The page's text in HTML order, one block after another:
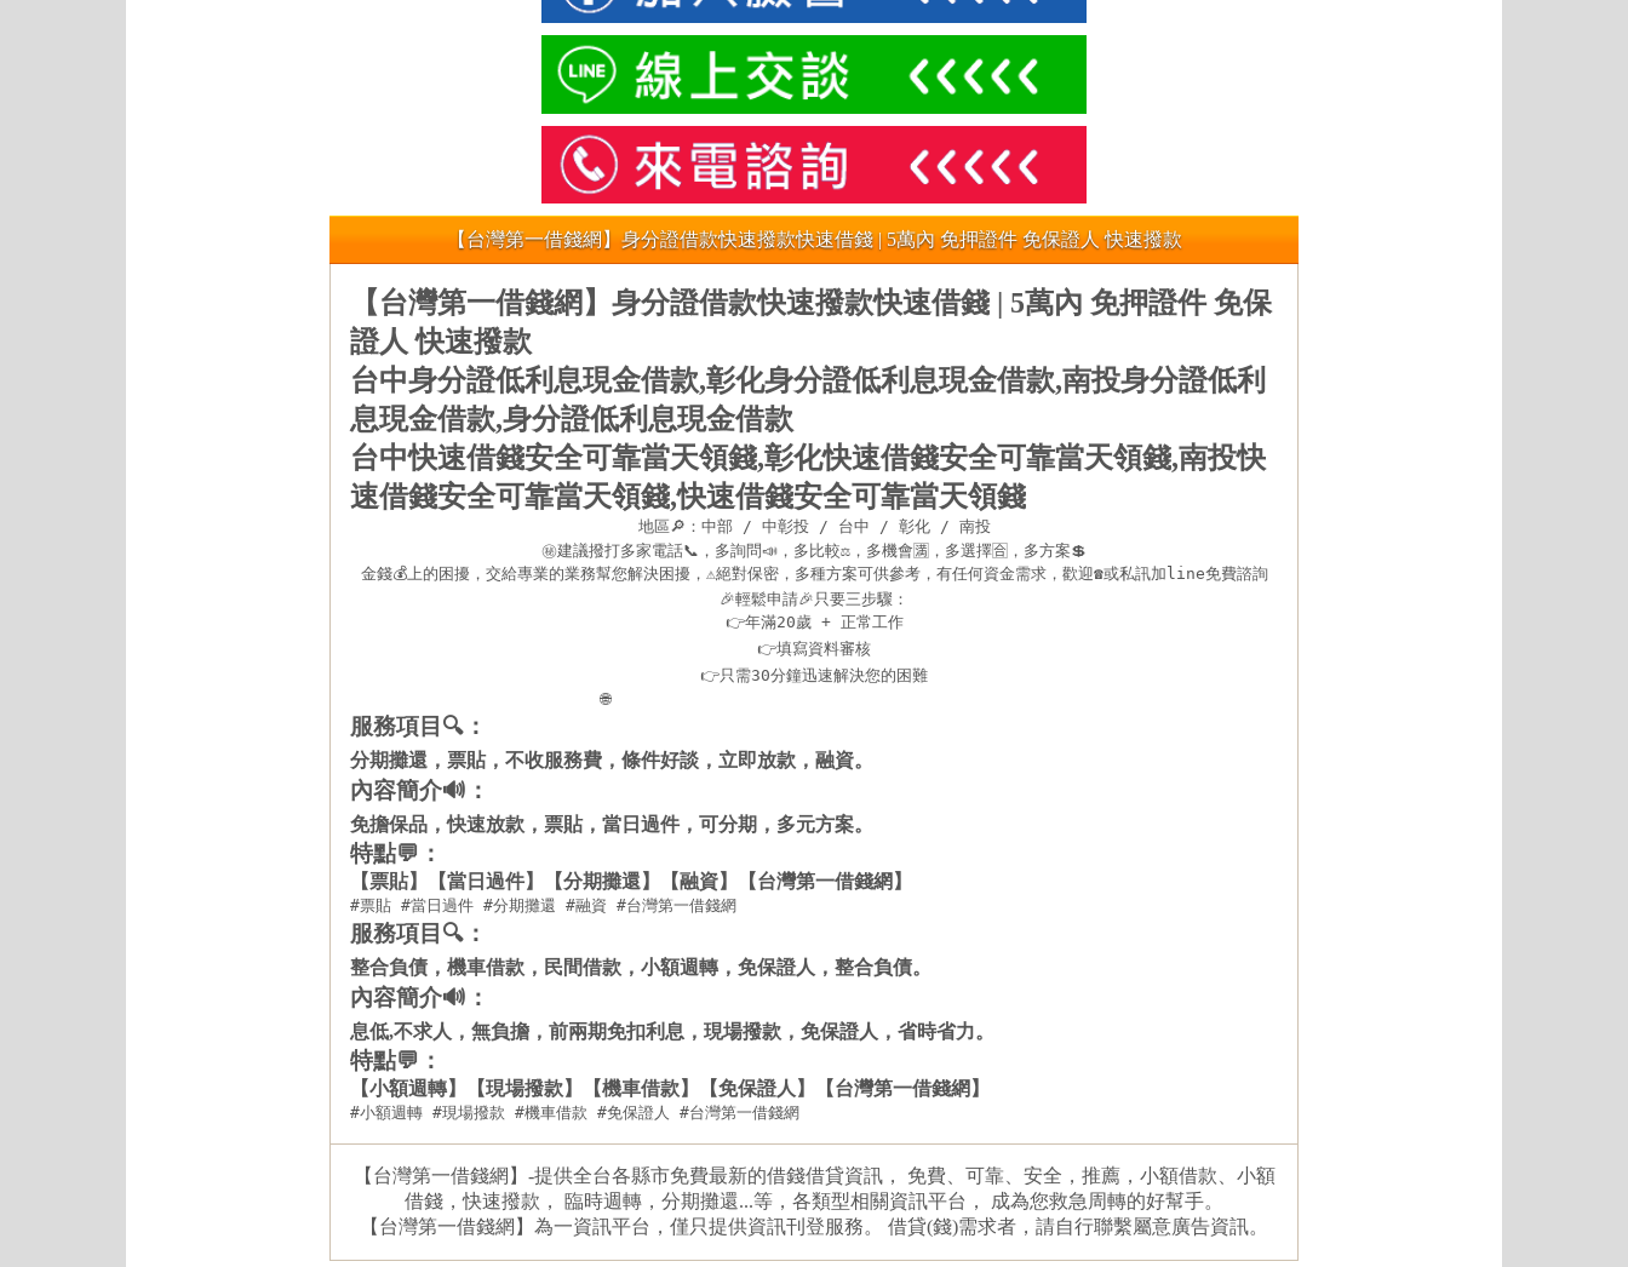
【台灣第一借錢網】身分證借款快速撥款快速借錢 | 5萬內 免押證件 免保證人 快速撥款
【台灣第一借錢網】身分證借款快速撥款快速借錢 | 5萬內 免押證件 免保
證人 快速撥款
台中身分證低利息現金借款,彰化身分證低利息現金借款,南投身分證低利
息現金借款,身分證低利息現金借款
台中快速借錢安全可靠當天領錢,彰化快速借錢安全可靠當天領錢,南投快
速借錢安全可靠當天領錢,快速借錢安全可靠當天領錢
地區🔎：中部 / 中彰投 / 台中 / 彰化 / 南投
㊙建議撥打多家電話📞，多詢問📣，多比較⚖，多機會🈵，多選擇🈴，多方案💲
金錢💰上的困擾，交給專業的業務幫您解決困擾，⚠️絕對保密，多種方案可供參考，有任何資金需求，歡迎☎️或私訊加line免費諮詢
🎉輕鬆申請🎉只要三步驟：
👉年滿20歲 + 正常工作
👉填寫資料審核
👉只需30分鐘迅速解決您的困難
🌐https://xn--nwqv6gj47avy5a.com/central.html
服務項目🔍：
分期攤還，票貼，不收服務費，條件好談，立即放款，融資。
內容簡介🔊：
免擔保品，快速放款，票貼，當日過件，可分期，多元方案。
特點💬：
【票貼】【當日過件】【分期攤還】【融資】【台灣第一借錢網】
#票貼 #當日過件 #分期攤還 #融資 #台灣第一借錢網
服務項目🔍：
整合負債，機車借款，民間借款，小額週轉，免保證人，整合負債。
內容簡介🔊：
息低,不求人，無負擔，前兩期免扣利息，現場撥款，免保證人，省時省力。
特點💬：
【小額週轉】【現場撥款】【機車借款】【免保證人】【台灣第一借錢網】
#小額週轉 #現場撥款 #機車借款 #免保證人 #台灣第一借錢網
【台灣第一借錢網】-提供全台各縣市免費最新的借錢借貸資訊， 免費、可靠、安全，推薦，小額借款、小額
借錢，快速撥款， 臨時週轉，分期攤還...等，各類型相關資訊平台， 成為您救急周轉的好幫手。
【台灣第一借錢網】為一資訊平台，僅只提供資訊刊登服務。 借貸(錢)需求者，請自行聯繫屬意廣告資訊。